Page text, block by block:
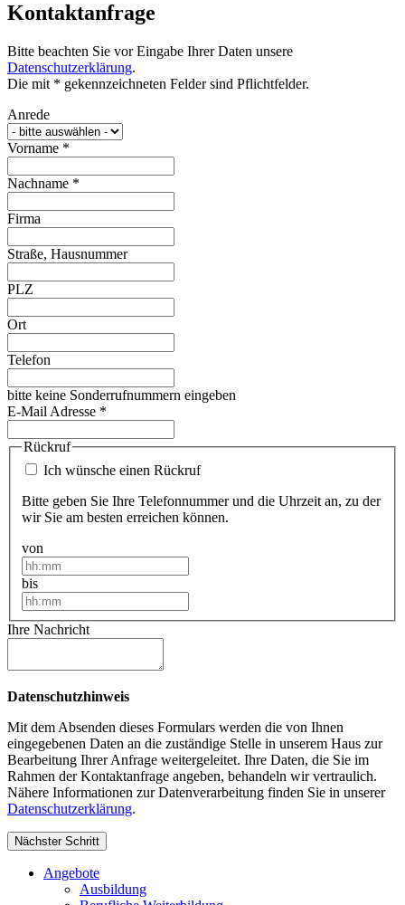
Kontaktanfrage
Bitte beachten Sie vor Eingabe Ihrer Daten unsere
Datenschutzerklärung.
Die mit * gekennzeichneten Felder sind Pflichtfelder.
Anrede
Vorname *
Nachname *
Firma
Straße, Hausnummer
PLZ
Ort
Telefon
bitte keine Sonderrufnummern eingeben
E-Mail Adresse *
Rückruf
Ich wünsche einen Rückruf
Bitte geben Sie Ihre Telefonnummer und die Uhrzeit an, zu der
wir Sie am besten erreichen können.
von
bis
Ihre Nachricht
Datenschutzhinweis
Mit dem Absenden dieses Formulars werden die von Ihnen
eingegebenen Daten an die zuständige Stelle in unserem Haus zur
Bearbeitung Ihrer Anfrage weitergeleitet. Ihre Daten, die Sie im
Rahmen der Kontaktanfrage angeben, behandeln wir vertraulich.
Nähere Informationen zur Datenverarbeitung finden Sie in unserer
Datenschutzerklärung.
Nächster Schritt
Angebote
Ausbildung